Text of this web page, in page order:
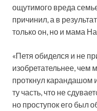
ощутимого вреда
причинил, а в
только он, но и мама
«Петя обиделся и не
изобретательнее, чем
проткнул карандашом
ту часть, что не
но проступок его был